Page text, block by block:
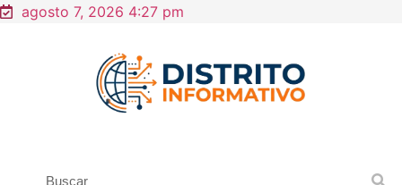
agosto 7, 2026 4:27 pm